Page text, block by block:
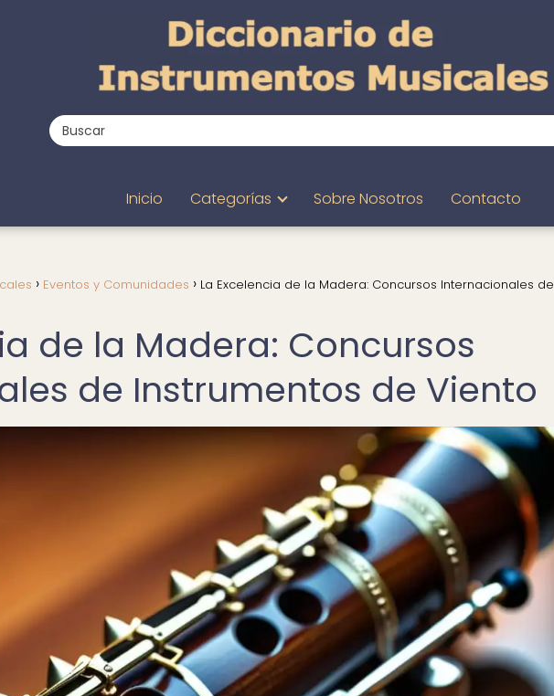
Inicio Categorías Sobre Nosotros Contacto
Eventos y Comunidades
La Excelencia de la Madera: Concursos Internacionales de
de la Madera: Concursos
de Instrumentos de Viento